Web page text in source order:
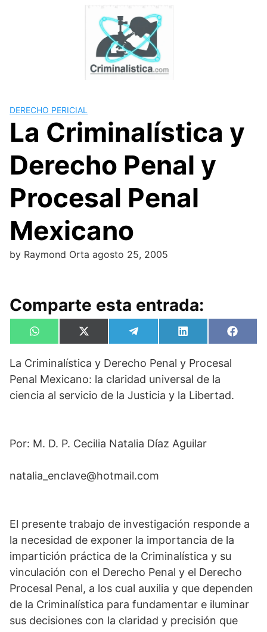
DERECHO PERICIAL
La Criminalística y
Derecho Penal y
Procesal Penal
Mexicano
by Raymond Orta agosto 25, 2005
Comparte esta entrada:
Compartir
en
W
h
t
s
A
p
p
Compartir
en
X
(
w
t
t
e
Compartir
en
e
e
r
a
m
Compartir
en
L
i
k
e
d
I
n
en
F
a
La Criminalística y Derecho Penal y Procesal
Penal Mexicano: la claridad universal de la
ciencia al servicio de la Justicia y la Libertad.
Por: M. D. P. Cecilia Natalia Díaz Aguilar
natalia_enclave@hotmail.com
El presente trabajo de investigación responde a
la necesidad de exponer la importancia de la
impartición práctica de la Criminalística y su
vinculación con el Derecho Penal y el Derecho
Procesal Penal, a los cual auxilia y que dependen
de la Criminalística para fundamentar e iluminar
sus decisiones con la claridad y precisión que